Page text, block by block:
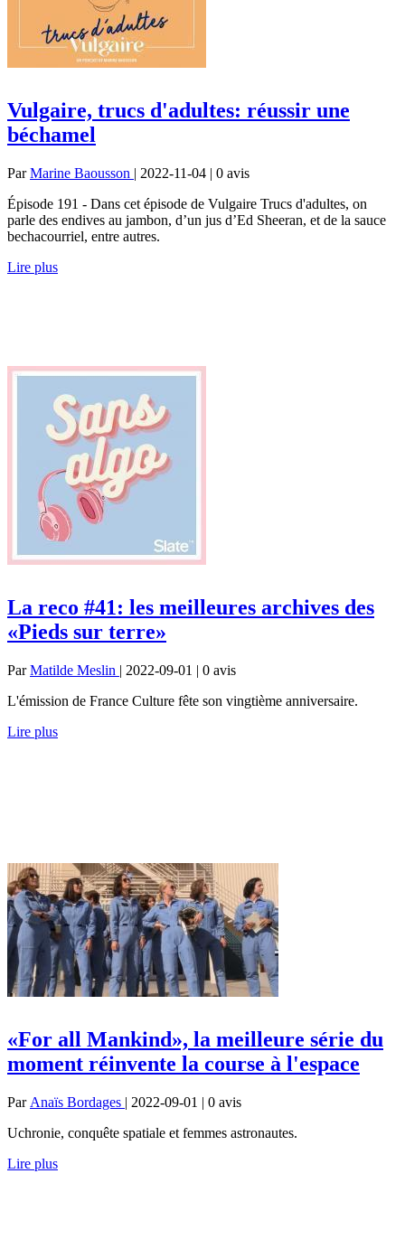
Vulgaire, trucs d'adultes: réussir une
béchamel
ParMarine Baousson | 2022-11-04 | 0 avis
Épisode 191 - Dans cet épisode de Vulgaire Trucs d'adultes, on
parle des endives au jambon, d’un jus d’Ed Sheeran, et de la sauce
bechacourriel, entre autres.
Lire plus
La reco #41: les meilleures archives des
«Pieds sur terre»
ParMatilde Meslin | 2022-09-01 | 0 avis
L'émission de France Culture fête son vingtième anniversaire.
Lire plus
«For all Mankind», la meilleure série du
moment réinvente la course à l'espace
Par Anaïs Bordages | 2022-09-01 | 0 avis
Uchronie, conquête spatiale et femmes astronautes.
Lire plus